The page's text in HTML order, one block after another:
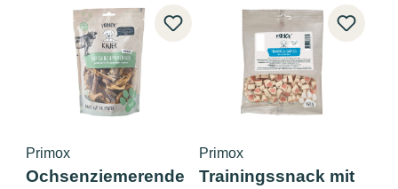
Primox
Ochsenziemerende
Primox
Trainingssnack mit